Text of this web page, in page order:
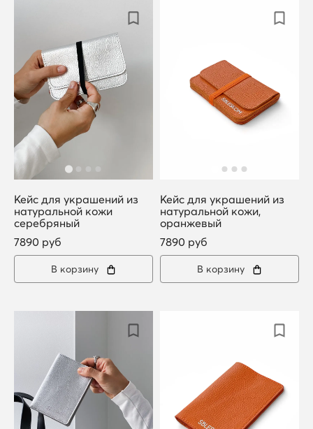
Кейс для украшений из
натуральной кожи
серебряный
7890 руб
В корзину
Кейс для украшений из
натуральной кожи,
оранжевый
7890 руб
В корзину